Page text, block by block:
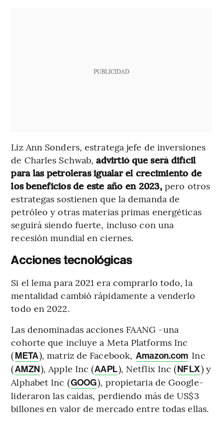
PUBLICIDAD
Liz Ann Sonders, estratega jefe de inversiones
de Charles Schwab,advirtió que será difícil
para las petroleras igualar el crecimiento de
los beneficios de este año en 2023,pero otros
estrategas sostienen que la demanda de
petróleo y otras materias primas energéticas
seguirá siendo fuerte, incluso con una
recesión mundial en ciernes.
Acciones tecnológicas
Si el lema para 2021 era comprarlo todo, la
mentalidad cambió rápidamente a venderlo
todo en 2022.
Las denominadas acciones FAANG -una
cohorte que incluye a Meta Platforms Inc
(META), matriz de Facebook, Amazon.com Inc
(AMZN), Apple Inc (AAPL), Netflix Inc (NFLX) y
Alphabet Inc (GOOG), propietaria de Google-
lideraron las caídas, perdiendo más de US$3
billones en valor de mercado entre todas ellas.